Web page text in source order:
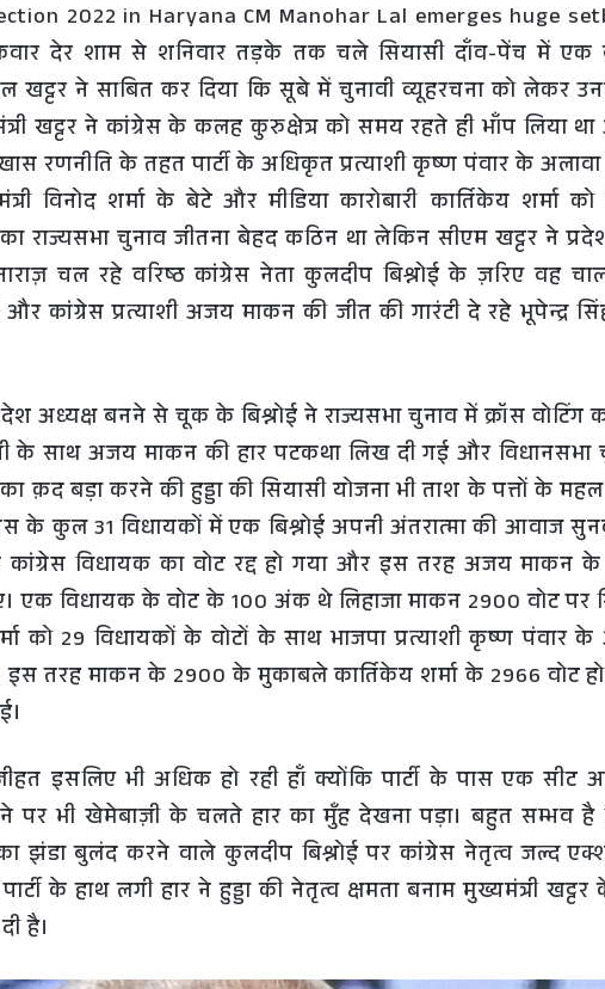
2022 in Haryana CM Manohar Lal emerges huge
देर शाम से शनिवार तड़के तक चले सियासी दाँव-पेंच में एक
खट्टर ने साबित कर दिया कि सूबे में चुनावी व्यूहरचना को लेकर
खट्टर ने कांग्रेस के कलह कुरुक्षेत्र को समय रहते ही भाँप लिया
ख़ास रणनीति के तहत पार्टी के अधिकृत प्रत्याशी कृष्ण पंवार के अलावा
विनोद शर्मा के बेटे और मीडिया कारोबारी कार्तिकेय शर्मा
का राज्यसभा चुनाव जीतना बेहद कठिन था लेकिन सीएम खट्टर ने
चल रहे वरिष्ठ कांग्रेस नेता कुलदीप बिश्नोई के ज़रिए वह
कांग्रेस प्रत्याशी अजय माकन की जीत की गारंटी दे रहे भूपेन्द्र
अध्यक्ष बनने से चूक के बिश्नोई ने राज्यसभा चुनाव में क्रॉस वोटिंग
साथ अजय माकन की हार पटकथा लिख दी गई और विधानसभा
क़द बड़ा करने की हुड्डा की सियासी योजना भी ताश के पत्तों के
के कुल 31 विधायकों में एक बिश्नोई अपनी अंतरात्मा की आवाज
विधायक का वोट रद्द हो गया और इस तरह अजय माकन
एक विधायक के वोट के 100 अंक थे लिहाजा माकन 2900 वोट पर
को 29 विधायकों के वोटों के साथ भाजपा प्रत्याशी कृष्ण पंवार के
इस तरह माकन के 2900 के मुकाबले कार्तिकेय शर्मा के 2966 वोट
इसलिए भी अधिक हो रही हाँ क्योंकि पार्टी के पास एक सीट
पर भी खेमेबाज़ी के चलते हार का मुँह देखना पड़ा। बहुत सम्भव है
झंडा बुलंद करने वाले कुलदीप बिश्नोई पर कांग्रेस नेतृत्व जल्द
के हाथ लगी हार ने हुड्डा की नेतृत्व क्षमता बनाम मुख्यमंत्री खट्टर
है।